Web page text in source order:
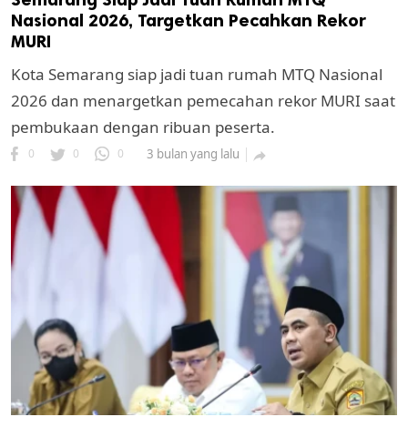
Nasional 2026, Targetkan Pecahkan Rekor
MURI
Kota Semarang siap jadi tuan rumah MTQ Nasional
2026 dan menargetkan pemecahan rekor MURI saat
pembukaan dengan ribuan peserta.
0 0 0 3 bulan yang lalu 